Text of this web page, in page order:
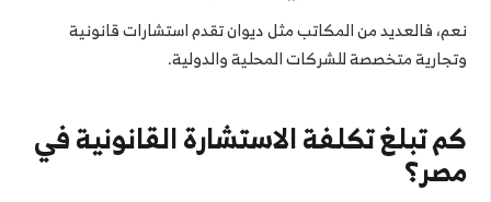
نعم، فالعديد من المكاتب مثل ديوان تقدم استشارات قانونية
وتجارية متخصصة للشركات المحلية والدولية.
كم تبلغ تكلفة الاستشارة القانونية في
مصر؟